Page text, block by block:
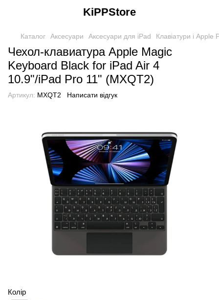
KiPPStore
Каталог Аксесуари Аксесуари для iPad Клавіатури і Apple
Чехол-клавиатура Apple Magic
Keyboard Black for iPad Air 4
10.9"/iPad Pro 11" (MXQT2)
Артикул: MXQT2 Написати відгук
Колір